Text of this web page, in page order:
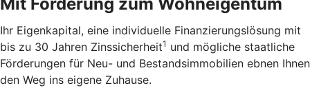
Mit Förderung zum Wohneigentum
Ihr Eigenkapital, eine individuelle Finanzierungslösung mit
bis zu 30 Jahren Zinssicherheit1 und mögliche staatliche
Förderungen für Neu- und Bestandsimmobilien ebnen Ihnen
den Weg ins eigene Zuhause.